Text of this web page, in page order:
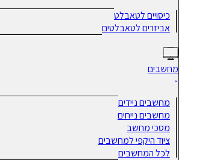
כיסויים לטאבלט
אביזרים לטאבלטים
מחשבים
מחשבים ניידים
מחשבים נייחים
מסכי מחשב
ציוד היקפי למחשבים
לכל המחשבים